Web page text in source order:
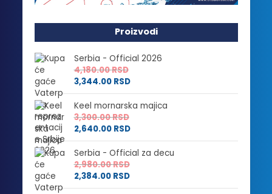
Proizvodi
Serbia - Official 2026
4,180.00RSD
3,344.00 RSD
Keel mornarska majica
3,300.00RSD
2,640.00 RSD
Serbia - Official za decu
2,980.00RSD
2,384.00 RSD